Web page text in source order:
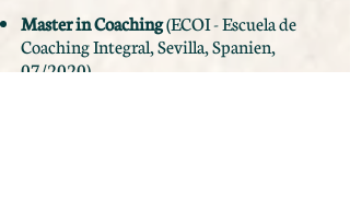
Master in Coaching(ECOI - Escuela de
Coaching Integral, Sevilla, Spanien,
07/2020)